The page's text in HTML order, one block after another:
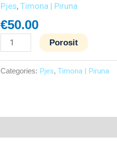
Pjes,Timona | Piruna
€50.00
XCE26-
DS
DISC
26"
quantity
Porosit
Categories: Pjes,Timona | Piruna